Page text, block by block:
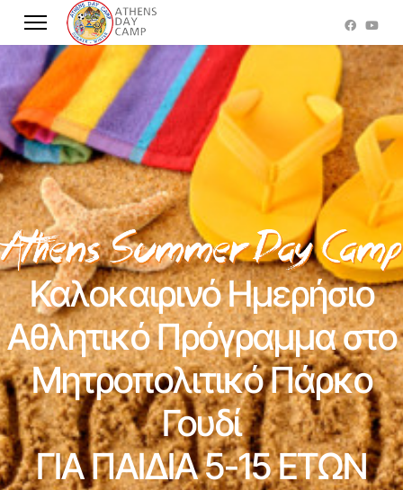
Καλοκαιρινό Ημερήσιο
Αθλητικό Πρόγραμμα στο
Μητροπολιτικό Πάρκο
Γουδί
ΓΙΑ ΠΑΙΔΙΑ 5-15 ΕΤΩΝ